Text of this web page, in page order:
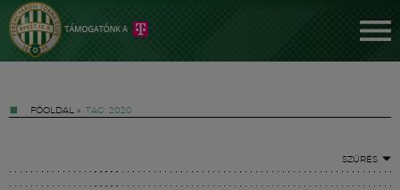
FŐOLDAL » TAG: 2020
SZŰRÉS